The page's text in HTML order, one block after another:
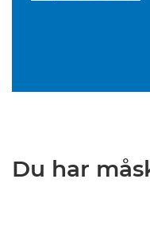
Du har